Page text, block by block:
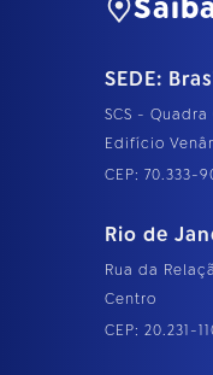
SEDE:
SCS -
Edifício
CEP: 70.333-
Rio de
Rua da
Centro
CEP: 20.231-